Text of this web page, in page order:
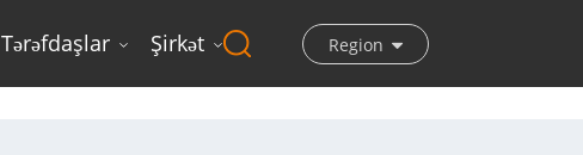
Tərəfdaşlar Şirkət Region